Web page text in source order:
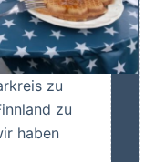
zu
zu
haben